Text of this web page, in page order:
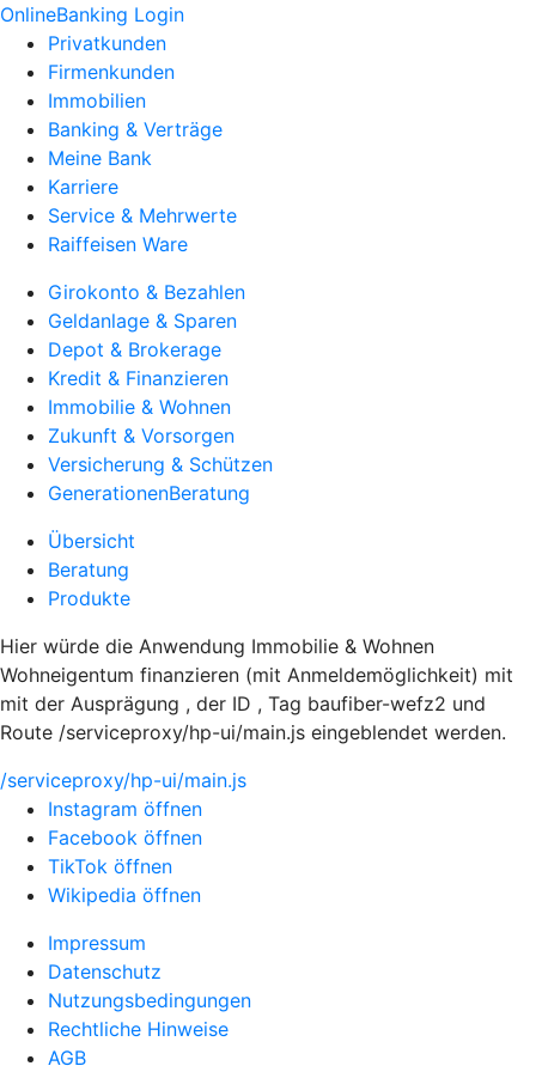
OnlineBanking Login
Privatkunden
Firmenkunden
Immobilien
Banking & Verträge
Meine Bank
Karriere
Service & Mehrwerte
Raiffeisen Ware
Girokonto & Bezahlen
Geldanlage & Sparen
Depot & Brokerage
Kredit & Finanzieren
Immobilie & Wohnen
Zukunft & Vorsorgen
Versicherung & Schützen
GenerationenBeratung
Übersicht
Beratung
Produkte
Hier würde die Anwendung Immobilie & Wohnen
Wohneigentum finanzieren (mit Anmeldemöglichkeit) mit
mit der Ausprägung , der ID , Tag baufiber-wefz2 und
Route /serviceproxy/hp-ui/main.js eingeblendet werden.
/serviceproxy/hp-ui/main.js
Instagram öffnen
Facebook öffnen
TikTok öffnen
Wikipedia öffnen
Impressum
Datenschutz
Nutzungsbedingungen
Rechtliche Hinweise
AGB